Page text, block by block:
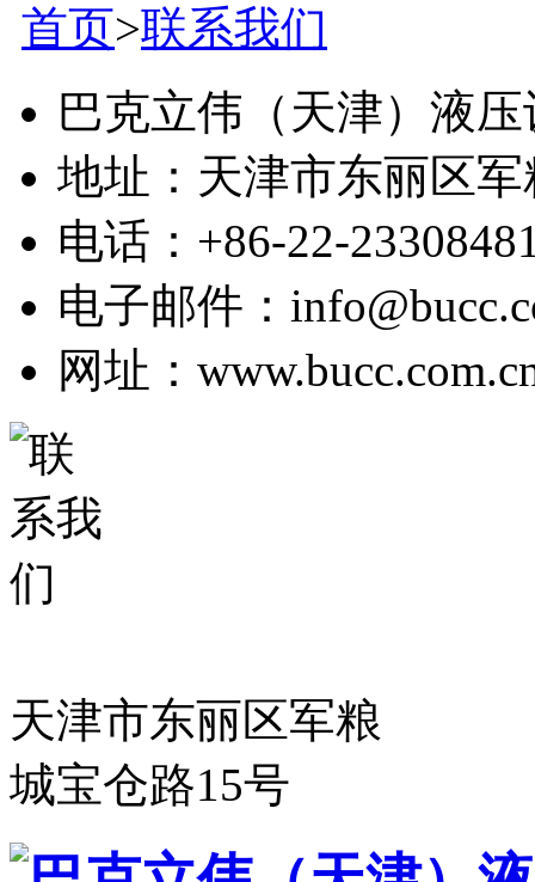
首页>联系我们
巴克立伟（天津）液
地址：天津市东丽区
电话：+86-22-
电子邮件：
网址：
天津市东丽区军粮
城宝仓路15号